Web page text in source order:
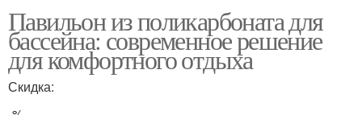
Павильон из поликарбоната для
бассейна: современное решение
для комфортного отдыха
Скидка: